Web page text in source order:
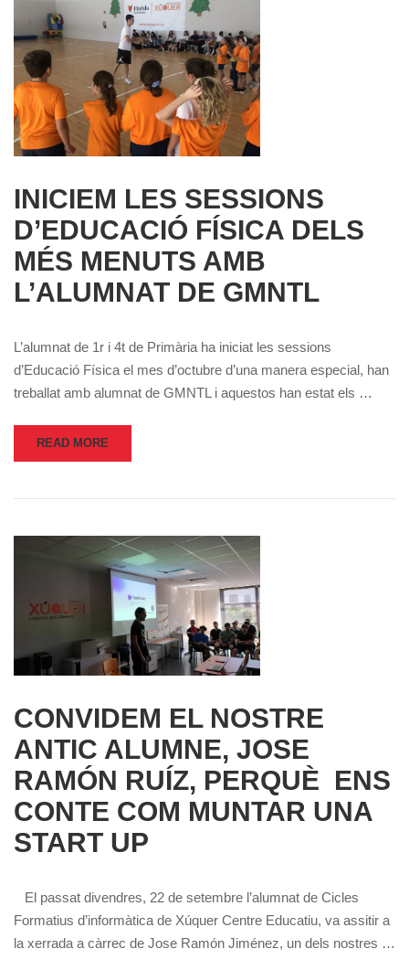
INICIEM LES SESSIONS
D’EDUCACIÓ FÍSICA DELS
MÉS MENUTS AMB
L’ALUMNAT DE GMNTL
L’alumnat de 1r i 4t de Primària ha iniciat les sessions
d’Educació Física el mes d’octubre d’una manera especial, han
treballat amb alumnat de GMNTL i aquestos han estat els …
READ MORE
CONVIDEM EL NOSTRE
ANTIC ALUMNE, JOSE
RAMÓN RUÍZ, PERQUÈ ENS
CONTE COM MUNTAR UNA
START UP
El passat divendres, 22 de setembre l’alumnat de Cicles
Formatius d’informàtica de Xúquer Centre Educatiu, va assitir a
la xerrada a càrrec de Jose Ramón Jiménez, un dels nostres …